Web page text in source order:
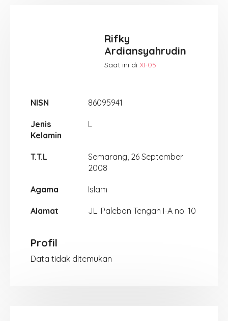
Rifky
Ardiansyahrudin
Saat ini di XI-05
NISN 86095941
Jenis
Kelamin
L
T.T.L
Semarang, 26 September
2008
Agama Islam
Alamat JL. Palebon Tengah I-A no. 10
Profil
Data tidak ditemukan